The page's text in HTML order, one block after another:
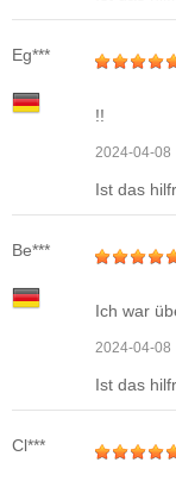
Eg***
!!
2024-04-08
Ist das
Be***
Ich war
2024-04-08
Ist das
Cl***